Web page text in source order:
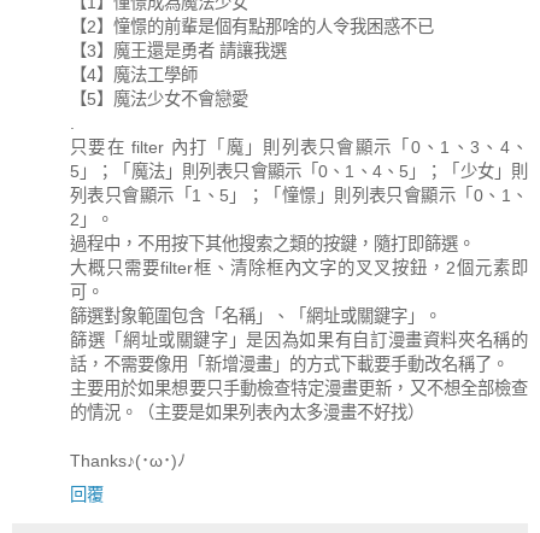
【2】憧憬的前輩是個有點那啥的人令我困惑不已
【3】魔王還是勇者 請讓我選
【4】魔法工學師
【5】魔法少女不會戀愛
只要在 filter 內打「魔」則列表只會顯示「0、1、3、4、
5」；「魔法」則列表只會顯示「0、1、4、5」；「少女」則
列表只會顯示「1、5」；「憧憬」則列表只會顯示「0、1、
2」。
過程中，不用按下其他搜索之類的按鍵，隨打即篩選。
大概只需要filter框、清除框內文字的叉叉按鈕，2個元素即
可。
篩選對象範圍包含「名稱」、「網址或關鍵字」。
篩選「網址或關鍵字」是因為如果有自訂漫畫資料夾名稱的
話，不需要像用「新增漫畫」的方式下載要手動改名稱了。
主要用於如果想要只手動檢查特定漫畫更新，又不想全部檢查
的情況。（主要是如果列表內太多漫畫不好找）
Thanks♪(･ω･)ﾉ
回覆